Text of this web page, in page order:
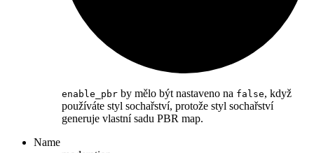
enable_pbr by mělo být nastaveno na false, když
používáte styl sochařství, protože styl sochařství
generuje vlastní sadu PBR map.
Name